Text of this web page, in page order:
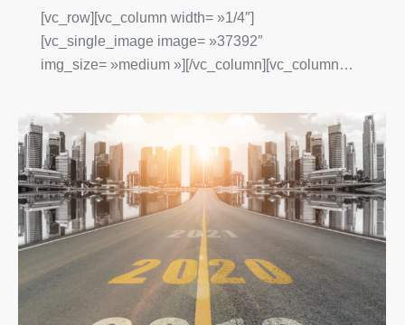
[vc_row][vc_column width= »1/4″]
[vc_single_image image= »37392″
img_size= »medium »][/vc_column][vc_column…